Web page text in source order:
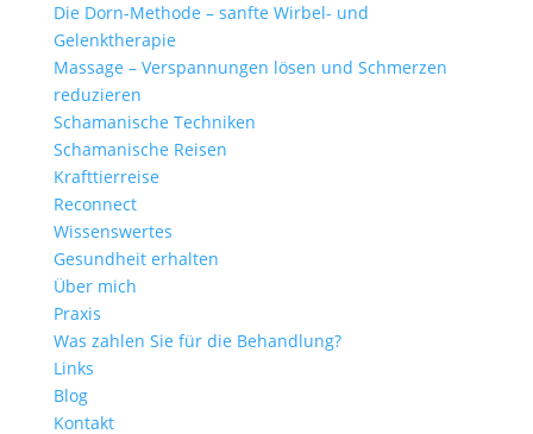
Die Dorn-Methode – sanfte Wirbel- und
Gelenktherapie
Massage – Verspannungen lösen und Schmerzen
reduzieren
Schamanische Techniken
Schamanische Reisen
Krafttierreise
Reconnect
Wissenswertes
Gesundheit erhalten
Über mich
Praxis
Was zahlen Sie für die Behandlung?
Links
Blog
Kontakt